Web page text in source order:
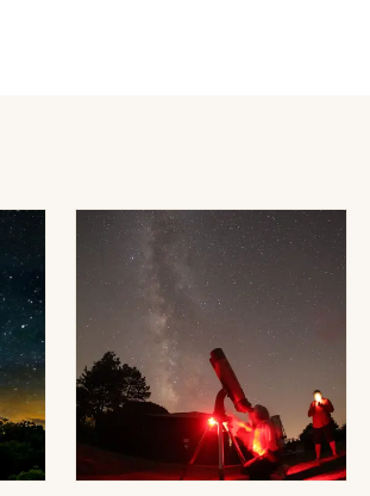
des sorties
en tournée
le Gers
dans le Gers